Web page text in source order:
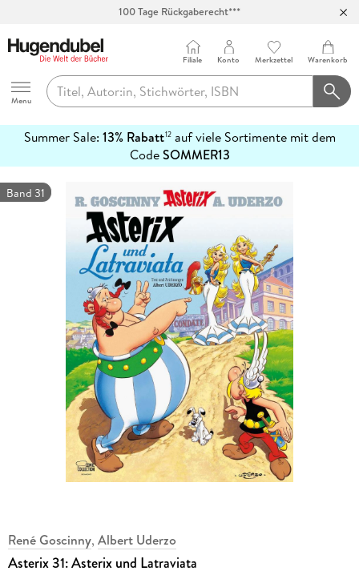
100 Tage Rückgaberecht***
Hugendubel
Menu
Filiale Konto Merkzettel Warenkorb
Summer Sale: 13% Rabatt12auf viele Sortimente mit dem
CodeSOMMER13
erfahren
Band 31
René Goscinny, Albert Uderzo
Asterix 31: Asterix und Latraviata